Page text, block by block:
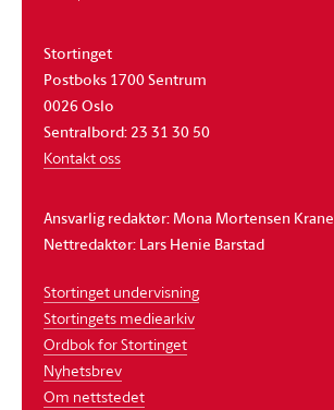
Stortinget
Postboks 1700 Sentrum
0026 Oslo
Sentralbord: 23 31 30 50
Kontakt oss
Ansvarlig redaktør: Mona Mortensen Krane
Nettredaktør: Lars Henie Barstad
Stortinget undervisning
Stortingets mediearkiv
Ordbok for Stortinget
Nyhetsbrev
Om nettstedet